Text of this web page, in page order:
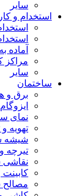
سایر
استخدام و
آماده
مراکز
سایر
ساختمان
برق و
نمای
تهویه
شیشه
تیرچه
نقاشی
مصالح